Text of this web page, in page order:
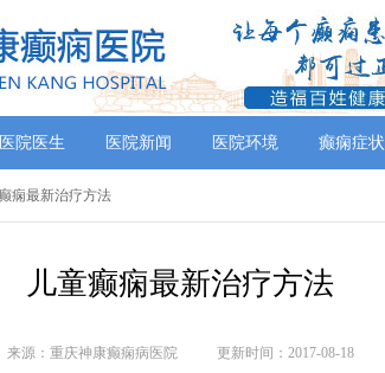
医院医生 医院新闻 医院环境 癫痫症状
痫最新治疗方法
儿童癫痫最新治疗方法
来源：重庆神康癫痫病医院 更新时间：2017-08-18